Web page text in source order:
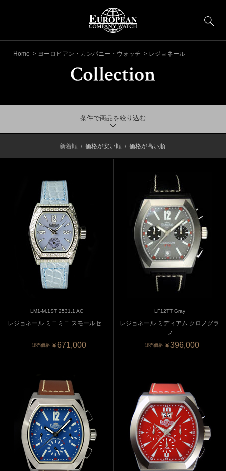
Home > ヨーロピアン・カンパニー・ウォッチ > レジョネール
条件で商品を絞り込む
新着順 / 価格が安い順 / 価格が高い順
LM1-M.1ST 2531.1 AC
レジョネール ミニミニ スモールセ...
販売価格 ¥671,000
LF12TT Gray
レジョネール ミディアム クロノグラ
フ
販売価格 ¥396,000